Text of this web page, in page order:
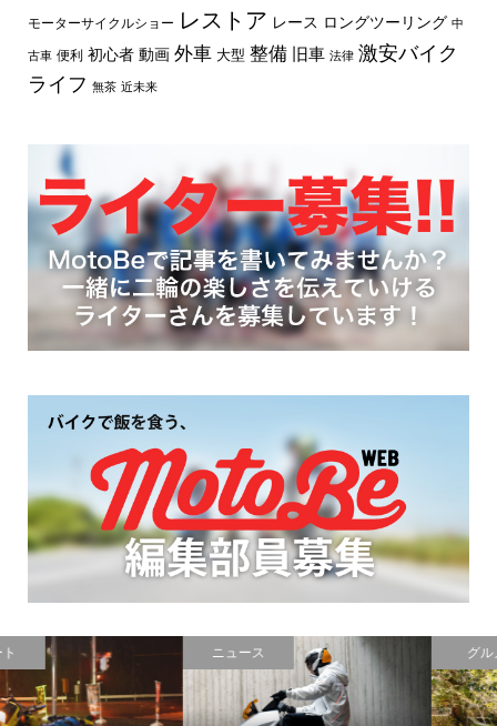
モーターサイクルショー レストア レース ロングツーリング 中
古車 便利 初心者 動画 外車 大型 整備 旧車 法律 激安バイク
ライフ 無茶 近未来
ニュース グルメ